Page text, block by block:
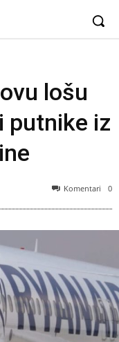
lošu
putnike iz
Komentari 0